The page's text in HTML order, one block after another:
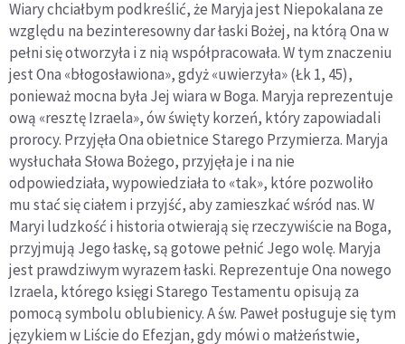
Wiary chciałbym podkreślić, że Maryja jest Niepokalana ze
względu na bezinteresowny dar łaski Bożej, na którą Ona w
pełni się otworzyła i z nią współpracowała. W tym znaczeniu
jest Ona «błogosławiona», gdyż «uwierzyła» (Łk 1, 45),
ponieważ mocna była Jej wiara w Boga. Maryja reprezentuje
ową «resztę Izraela», ów święty korzeń, który zapowiadali
prorocy. Przyjęła Ona obietnice Starego Przymierza. Maryja
wysłuchała Słowa Bożego, przyjęła je i na nie
odpowiedziała, wypowiedziała to «tak», które pozwoliło
mu stać się ciałem i przyjść, aby zamieszkać wśród nas. W
Maryi ludzkość i historia otwierają się rzeczywiście na Boga,
przyjmują Jego łaskę, są gotowe pełnić Jego wolę. Maryja
jest prawdziwym wyrazem łaski. Reprezentuje Ona nowego
Izraela, którego księgi Starego Testamentu opisują za
pomocą symbolu oblubienicy. A św. Paweł posługuje się tym
językiem w Liście do Efezjan, gdy mówi o małżeństwie,